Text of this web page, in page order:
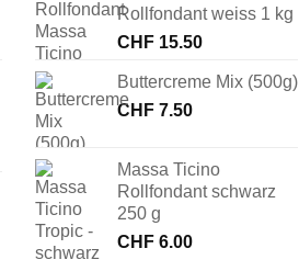
Rollfondant weiss 1 kg
CHF 15.50
Buttercreme Mix (500g)
CHF 7.50
Massa Ticino
Rollfondant schwarz
250 g
CHF 6.00